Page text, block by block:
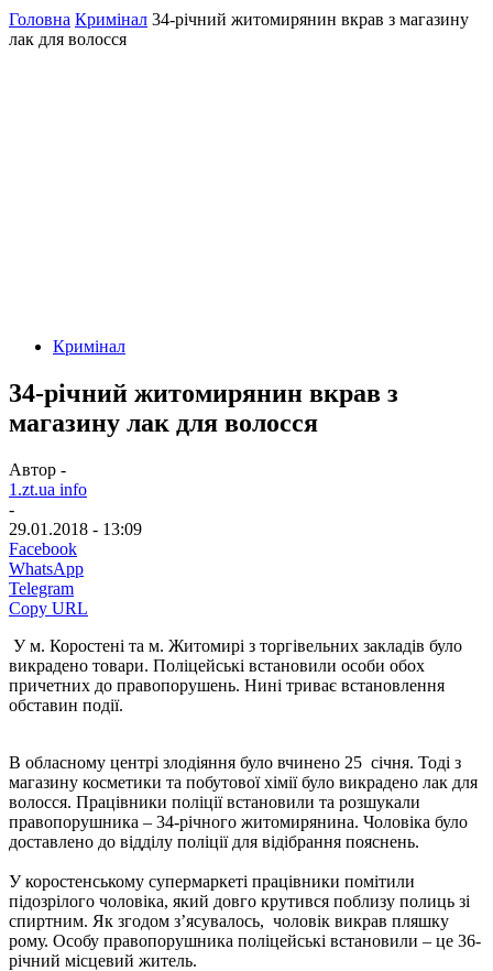
Головна Кримінал 34-річний житомирянин вкрав з магазину
лак для волосся
Кримінал
34-річний житомирянин вкрав з
магазину лак для волосся
Автор -
1.zt.ua info
-
29.01.2018 - 13:09
Facebook
WhatsApp
Telegram
Copy URL
У м. Коростені та м. Житомирі з торгівельних закладів було
викрадено товари. Поліцейські встановили особи обох
причетних до правопорушень. Нині триває встановлення
обставин події.
В обласному центрі злодіяння було вчинено 25 січня. Тоді з
магазину косметики та побутової хімії було викрадено лак для
волосся. Працівники поліції встановили та розшукали
правопорушника – 34-річного житомирянина. Чоловіка було
доставлено до відділу поліції для відібрання пояснень.
У коростенському супермаркеті працівники помітили
підозрілого чоловіка, який довго крутився поблизу полиць зі
спиртним. Як згодом з’ясувалось, чоловік викрав пляшку
рому. Особу правопорушника поліцейські встановили – це 36-
річний місцевий житель.